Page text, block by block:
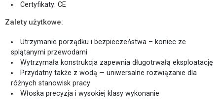
Certyfikaty: CE
Zalety użytkowe:
Utrzymanie porządku i bezpieczeństwa – koniec ze
splątanymi przewodami
Wytrzymała konstrukcja zapewnia długotrwałą eksploatację
Przydatny także z wodą — uniwersalne rozwiązanie dla
różnych stanowisk pracy
Włoska precyzja i wysokiej klasy wykonanie